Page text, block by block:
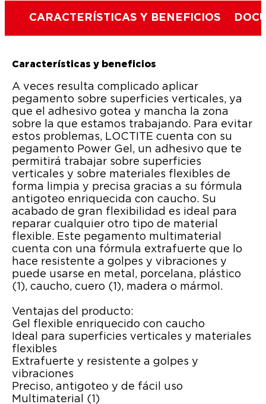
CARACTERÍSTICAS Y BENEFICIOS
Características y beneficios
A veces resulta complicado aplicar
pegamento sobre superficies verticales, ya
que el adhesivo gotea y mancha la zona
sobre la que estamos trabajando. Para evitar
estos problemas, LOCTITE cuenta con su
pegamento Power Gel, un adhesivo que te
permitirá trabajar sobre superficies
verticales y sobre materiales flexibles de
forma limpia y precisa gracias a su fórmula
antigoteo enriquecida con caucho. Su
acabado de gran flexibilidad es ideal para
reparar cualquier otro tipo de material
flexible. Este pegamento multimaterial
cuenta con una fórmula extrafuerte que lo
hace resistente a golpes y vibraciones y
puede usarse en metal, porcelana, plástico
(1), caucho, cuero (1), madera o mármol.
Ventajas del producto:
Gel flexible enriquecido con caucho
Ideal para superficies verticales y materiales
flexibles
Extrafuerte y resistente a golpes y
vibraciones
Preciso, antigoteo y de fácil uso
Multimaterial (1)